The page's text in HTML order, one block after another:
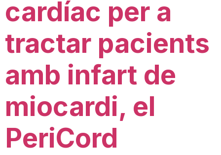
cardíac per a
tractar pacients
amb infart de
miocardi, el
PeriCord